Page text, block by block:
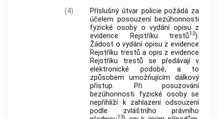
(4)
Příslušný útvar policie požádá za
účelem posouzení bezúhonnosti
fyzické osoby o vydání opisu z
evidence Rejstříku trestů12).
Žádost o vydání opisu z evidence
Rejstříku trestů a opis z evidence
Rejstříku trestů se předávají v
elektronické podobě, a to
způsobem umožňujícím dálkový
přístup. Při posuzování
bezúhonnosti fyzické osoby se
nepřihlíží k zahlazení odsouzení
podle zvláštního právního
13